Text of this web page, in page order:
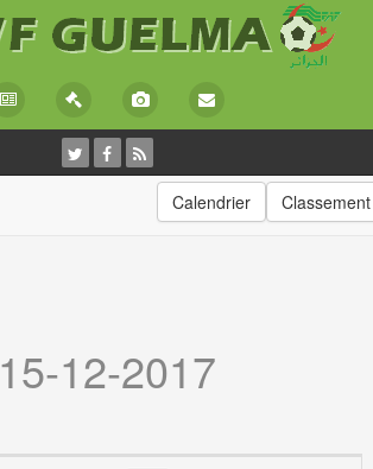
Calendrier Classement
15-12-2017